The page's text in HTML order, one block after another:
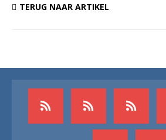
TERUG NAAR ARTIKEL